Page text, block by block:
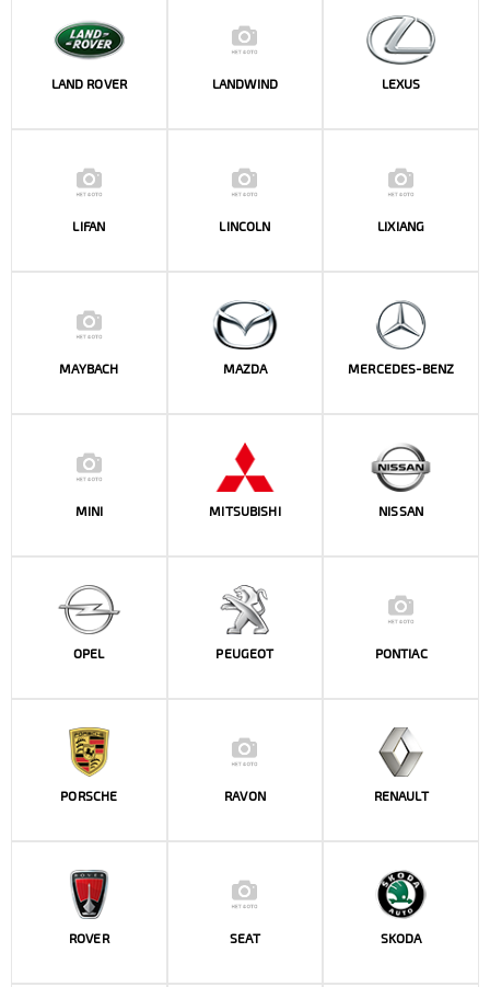
LAND ROVER LANDWIND LEXUS
LIFAN LINCOLN LIXIANG
MAYBACH MAZDA MERCEDES-BENZ
MINI MITSUBISHI NISSAN
OPEL PEUGEOT PONTIAC
PORSCHE RAVON RENAULT
ROVER SEAT SKODA